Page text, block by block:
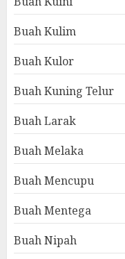
Buah Kulim
Buah Kulor
Buah Kuning Telur
Buah Larak
Buah Melaka
Buah Mencupu
Buah Mentega
Buah Nipah